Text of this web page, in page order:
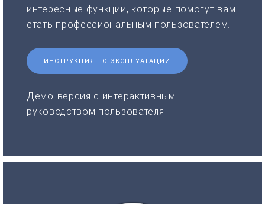
интересные функции, которые помогут вам
стать профессиональным пользователем.
ИНСТРУКЦИЯ ПО ЭКСПЛУАТАЦИИ
Демо-версия с интерактивным
руководством пользователя